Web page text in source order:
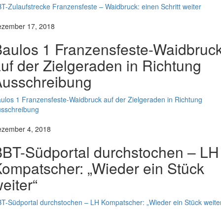
Zulaufstrecke Franzensfeste – Waidbruck: einen Schritt weiter
17, 2018
1 Franzensfeste-
der Zielgeraden in Richtung
1 Franzensfeste-Waidbruck auf der Zielgeraden in Richtung
4, 2018
Südportal durchstochen – LH
„Wieder ein Stück
Südportal durchstochen – LH Kompatscher: „Wieder ein Stück